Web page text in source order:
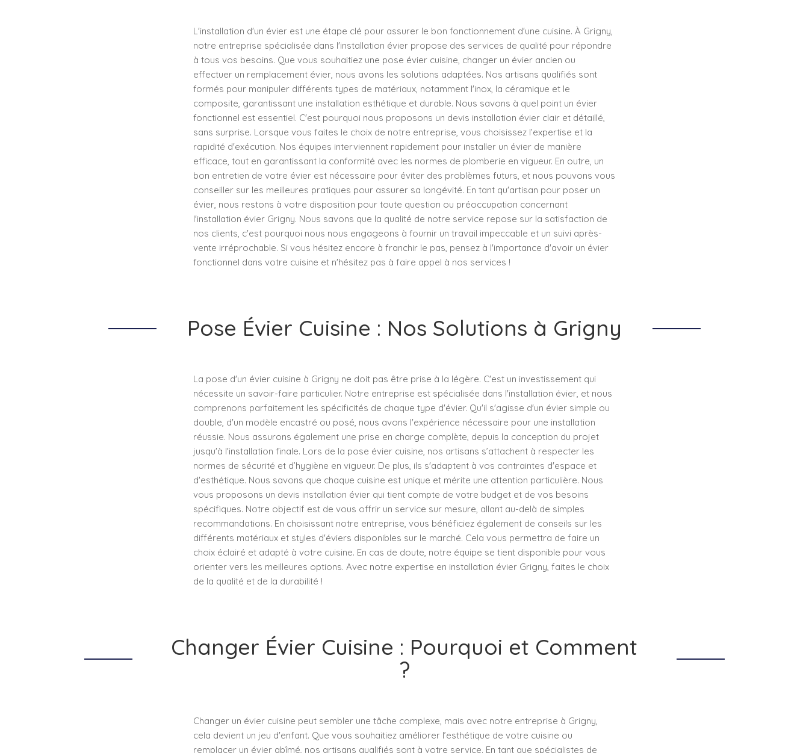
L'installation d'un évier est une étape clé pour assurer le bon fonctionnement d'une cuisine. À Grigny,
notre entreprise spécialisée dans l'installation évier propose des services de qualité pour répondre
à tous vos besoins. Que vous souhaitiez une pose évier cuisine, changer un évier ancien ou
effectuer un remplacement évier, nous avons les solutions adaptées. Nos artisans qualifiés sont
formés pour manipuler différents types de matériaux, notamment l'inox, la céramique et le
composite, garantissant une installation esthétique et durable. Nous savons à quel point un évier
fonctionnel est essentiel. C'est pourquoi nous proposons un devis installation évier clair et détaillé,
sans surprise. Lorsque vous faites le choix de notre entreprise, vous choisissez l’expertise et la
rapidité d'exécution. Nos équipes interviennent rapidement pour installer un évier de manière
efficace, tout en garantissant la conformité avec les normes de plomberie en vigueur. En outre, un
bon entretien de votre évier est nécessaire pour éviter des problèmes futurs, et nous pouvons vous
conseiller sur les meilleures pratiques pour assurer sa longévité. En tant qu'artisan pour poser un
évier, nous restons à votre disposition pour toute question ou préoccupation concernant
l'installation évier Grigny. Nous savons que la qualité de notre service repose sur la satisfaction de
nos clients, c'est pourquoi nous nous engageons à fournir un travail impeccable et un suivi après-
vente irréprochable. Si vous hésitez encore à franchir le pas, pensez à l'importance d'avoir un évier
fonctionnel dans votre cuisine et n'hésitez pas à faire appel à nos services !
Pose Évier Cuisine : Nos Solutions à Grigny
La pose d'un évier cuisine à Grigny ne doit pas être prise à la légère. C'est un investissement qui
nécessite un savoir-faire particulier. Notre entreprise est spécialisée dans l'installation évier, et nous
comprenons parfaitement les spécificités de chaque type d'évier. Qu'il s'agisse d'un évier simple ou
double, d'un modèle encastré ou posé, nous avons l'expérience nécessaire pour une installation
réussie. Nous assurons également une prise en charge complète, depuis la conception du projet
jusqu'à l'installation finale. Lors de la pose évier cuisine, nos artisans s’attachent à respecter les
normes de sécurité et d’hygiène en vigueur. De plus, ils s'adaptent à vos contraintes d'espace et
d'esthétique. Nous savons que chaque cuisine est unique et mérite une attention particulière. Nous
vous proposons un devis installation évier qui tient compte de votre budget et de vos besoins
spécifiques. Notre objectif est de vous offrir un service sur mesure, allant au-delà de simples
recommandations. En choisissant notre entreprise, vous bénéficiez également de conseils sur les
différents matériaux et styles d'éviers disponibles sur le marché. Cela vous permettra de faire un
choix éclairé et adapté à votre cuisine. En cas de doute, notre équipe se tient disponible pour vous
orienter vers les meilleures options. Avec notre expertise en installation évier Grigny, faites le choix
de la qualité et de la durabilité !
Changer Évier Cuisine : Pourquoi et Comment
?
Changer un évier cuisine peut sembler une tâche complexe, mais avec notre entreprise à Grigny,
cela devient un jeu d'enfant. Que vous souhaitiez améliorer l’esthétique de votre cuisine ou
remplacer un évier abîmé, nos artisans qualifiés sont à votre service. En tant que spécialistes de